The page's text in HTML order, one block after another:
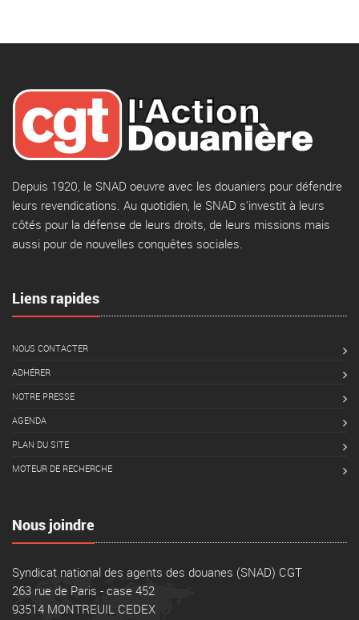
Depuis 1920, le SNAD oeuvre avec les douaniers pour défendre
leurs revendications. Au quotidien, le SNAD s'investit à leurs
côtés pour la défense de leurs droits, de leurs missions mais
aussi pour de nouvelles conquêtes sociales.
Liens rapides
NOUS CONTACTER
ADHÉRER
NOTRE PRESSE
AGENDA
PLAN DU SITE
MOTEUR DE RECHERCHE
Nous joindre
Syndicat national des agents des douanes (SNAD) CGT
263 rue de Paris - case 452
93514 MONTREUIL CEDEX